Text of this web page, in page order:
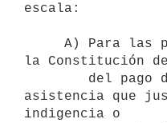
escala:
la Constitución
asistencia que
indigencia o